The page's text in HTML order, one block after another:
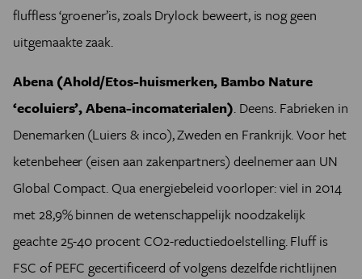
fluffless ‘groener’is, zoals Drylock beweert, is nog geen
uitgemaakte zaak.
Abena (Ahold/Etos-huismerken, Bambo Nature
‘ecoluiers’, Abena-incomaterialen). Deens. Fabrieken in
Denemarken (Luiers & inco), Zweden en Frankrijk. Voor het
ketenbeheer (eisen aan zakenpartners) deelnemer aan UN
Global Compact. Qua energiebeleid voorloper: viel in 2014
met 28,9% binnen de wetenschappelijk noodzakelijk
geachte 25-40 procent CO2-reductiedoelstelling. Fluff is
FSC of PEFC gecertificeerd of volgens dezelfde richtlijnen